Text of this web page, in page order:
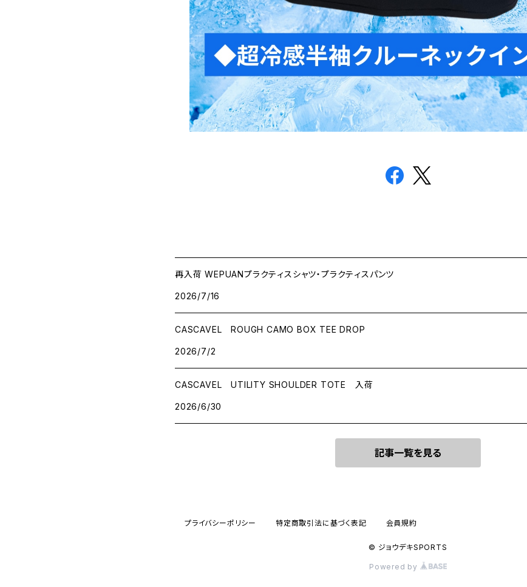
再入荷 WEPUANプラクティスシャツ・プラクティスパンツ
2026/7/16
CASCAVEL ROUGH CAMO BOX TEE DROP
2026/7/2
CASCAVEL UTILITY SHOULDER TOTE 入荷
2026/6/30
記事一覧を見る
プライバシーポリシー 特定商取引法に基づく表記 会員規約
© ジョウデキSPORTS
Powered by